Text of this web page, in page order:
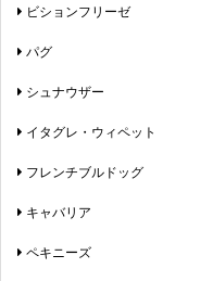
ビションフリーゼ
パグ
シュナウザー
イタグレ・ウィペット
フレンチブルドッグ
キャバリア
ペキニーズ